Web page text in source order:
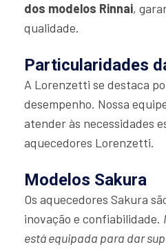
dos modelos Rinnai,
qualidade.
Particularidades
A Lorenzetti se destaca
desempenho. Nossa
atender às necessidades
aquecedores Lorenzetti.
Modelos Sakura
Os aquecedores Sakura
inovação e confiabilidade.
está equipada para dar